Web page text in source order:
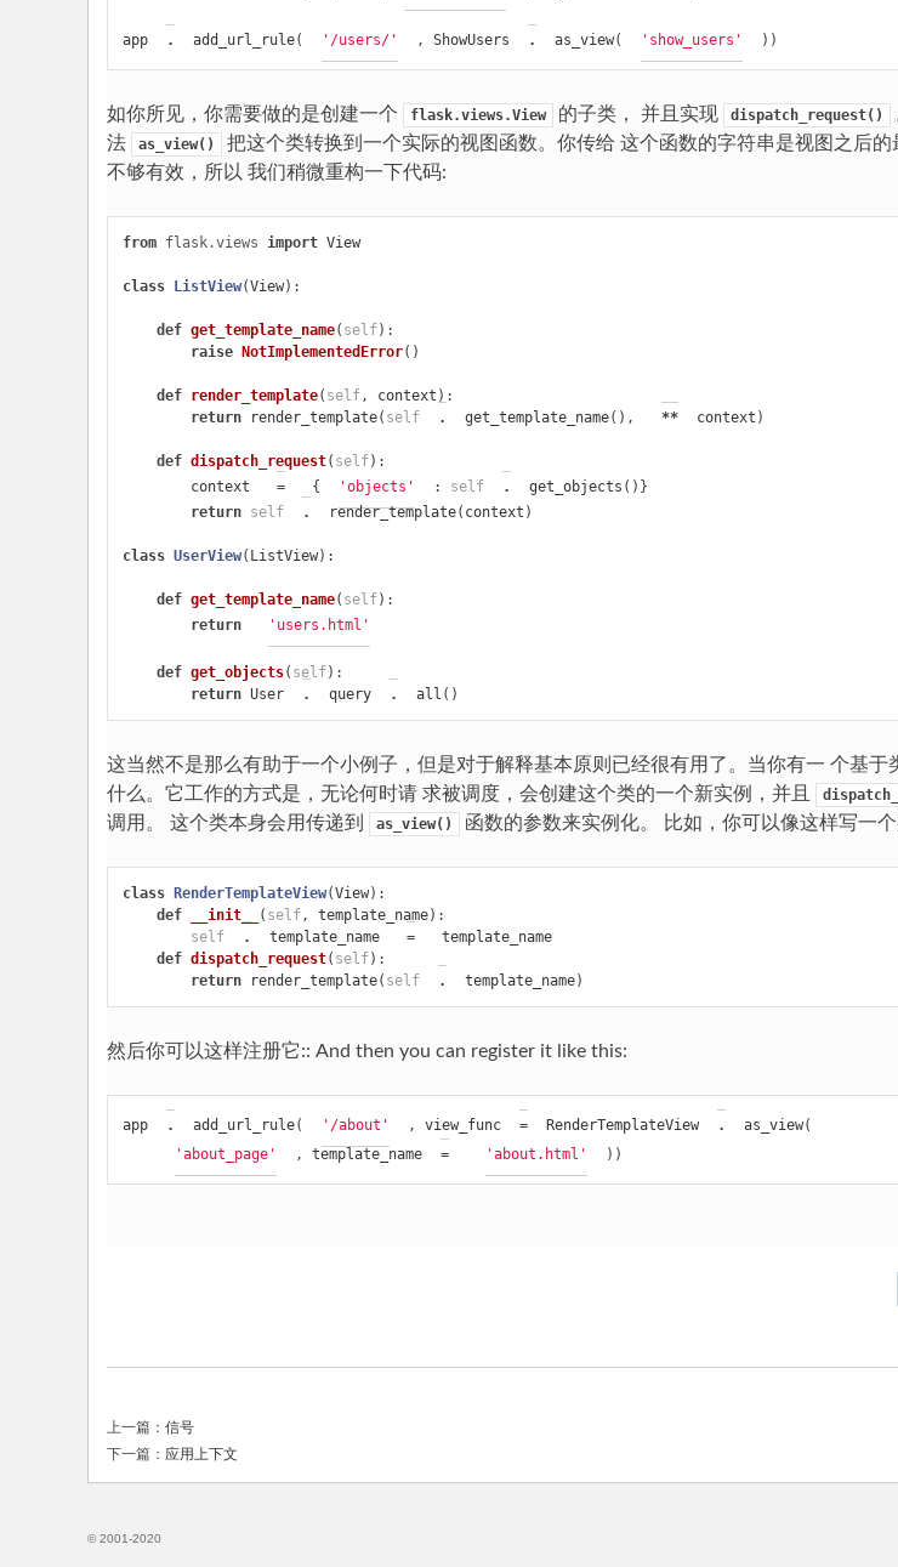
app . add_url_rule( '/users/' , ShowUsers . as_view( 'show_users' ))
如你所见，你需要做的是创建一个 flask.views.View 的子类， 并且实现 dispatch_request()
法
as_view()
把这个类转换到一个实际的视图函数。你传给 这个函数的字符串是视图之后
不够有效，所以 我们稍微重构一下代码:
from flask.views import View
class ListView(View):
def get_template_name( self):
raise
NotImplementedError()
def render_template( self, context ):
return
render_template( self . get_template_name(), ** context )
def dispatch_request( self):
context
= { 'objects' : self . get_objects ()}
return self . render_template( context )
class UserView( ListView):
def get_template_name( self):
return
'users.html'
def get_objects( self):
return User . query . all ()
这当然不是那么有助于一个小例子，但是对于解释基本原则已经很有用了。当你有一 个基于
什么。它工作的方式是，无论何时请 求被调度，会创建这个类的一个新实例，并且
调用。 这个类本身会用传递到
as_view() 函数的参数来实例化。 比如，你可以像这样写一
class RenderTemplateView(View):
def
__init__ ( self, template_name):
self
. template_name =
template_name
def dispatch_request( self):
return
render_template( self . template_name)
然后你可以这样注册它:: And then you can register it like this:
app . add_url_rule( '/about' , view_func = RenderTemplateView . as_view(
'about_page'
, template_name = 'about.html' ))
上一篇： 信号
下一篇： 应用上下文
© 2001-2020